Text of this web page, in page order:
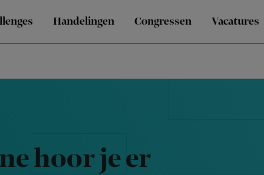
Handelingen Congressen Vacatures
hoor je er